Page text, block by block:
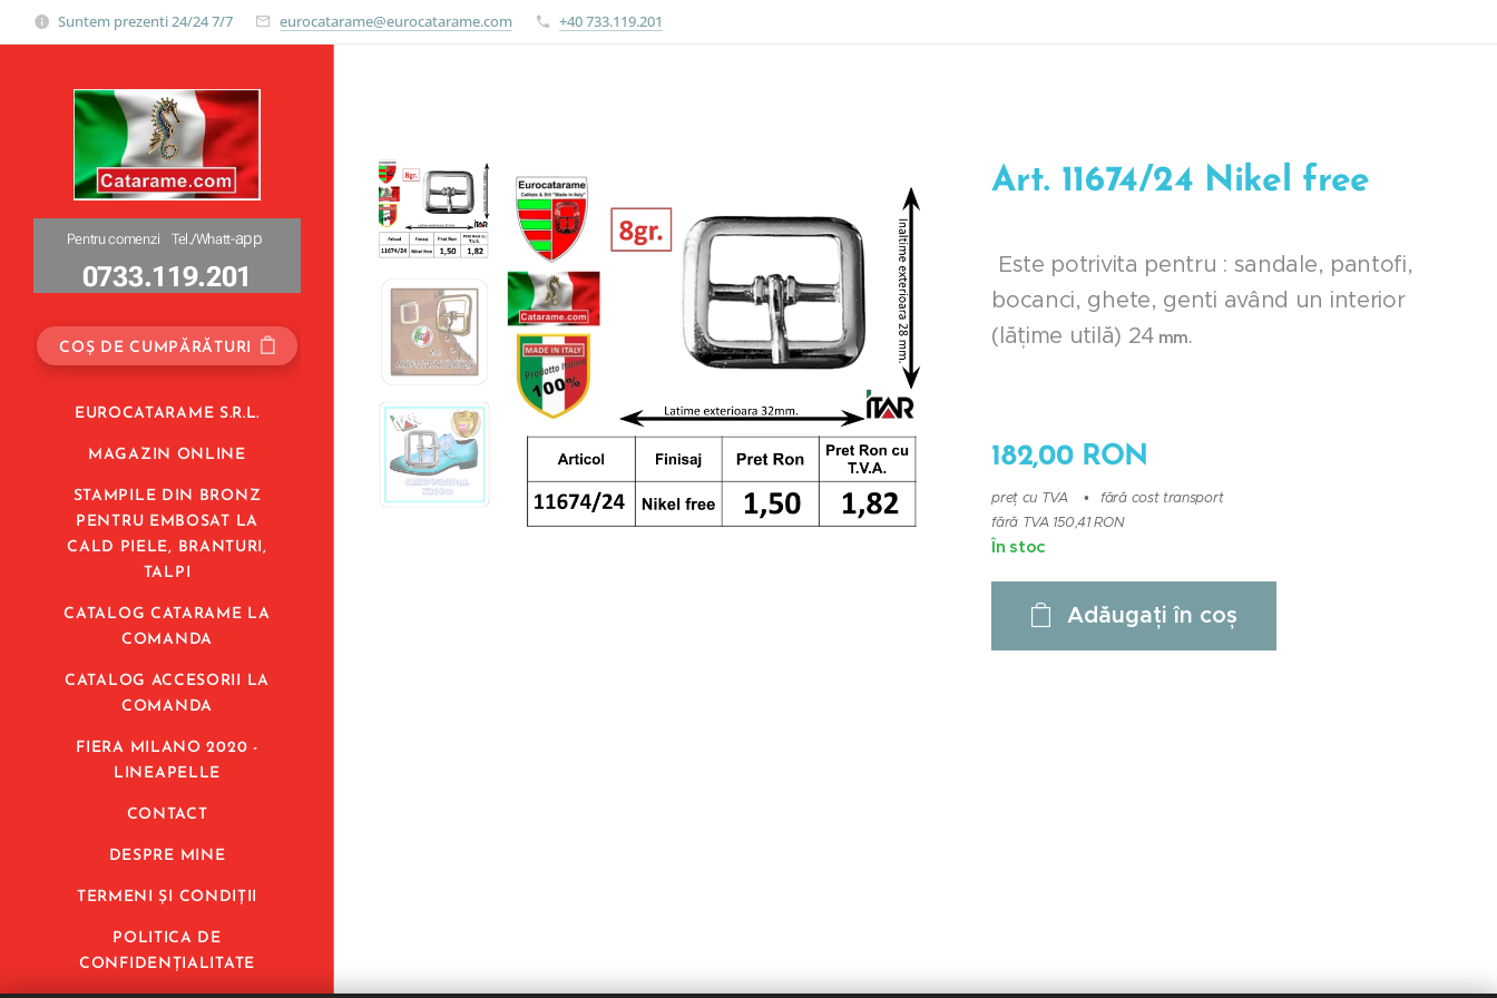
Suntem prezenti 24/24 7/7 eurocatarame@eurocatarame.com +40 733.119.201
Pentru comenzi Tel./Whatt-app
0733.119.201
COȘ DE CUMPĂRĂTURI
EUROCATARAME S.R.L.
MAGAZIN ONLINE
STAMPILE DIN BRONZ
PENTRU EMBOSAT LA
CALD PIELE, BRANTURI,
TALPI
CATALOG CATARAME LA
COMANDA
CATALOG ACCESORII LA
COMANDA
FIERA MILANO 2020 -
LINEAPELLE
CONTACT
DESPRE MINE
TERMENI ȘI CONDIȚII
POLITICA DE
CONFIDENȚIALITATE
Art. 11674/24 Nikel free
Este potrivita pentru : sandale, pantofi,
bocanci, ghete, genti având un interior
(lățime utilă) 24 mm.
182,00RON
preț cu TVA
fără cost transport
fără TVA 150,41 RON
În stoc
Adăugați în coș